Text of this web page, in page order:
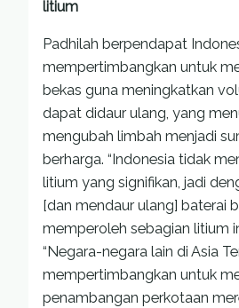
litium
Padhilah berpendapat
mempertimbangkan untuk
bekas guna meningkatkan
dapat didaur ulang, yang
mengubah limbah menjadi
berharga. “Indonesia tidak
litium yang signifikan, jadi
[dan mendaur ulang] baterai
memperoleh sebagian litium
“Negara-negara lain di Asia
mempertimbangkan untuk
penambangan perkotaan